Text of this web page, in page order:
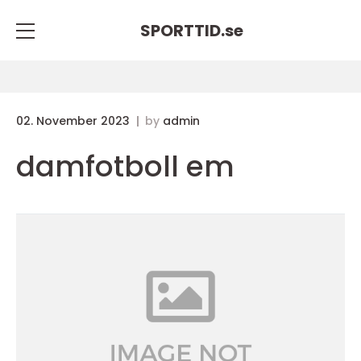
SPORTTID.se
02. November 2023 by admin
damfotboll em